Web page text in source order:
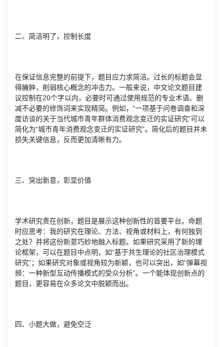
二、简洁明了，控制长度
在保证信息完整的前提下，题目应力求简洁。过长的标题会显
得臃肿，削弱核心概念的冲击力。一般来说，中文论文题目建
议控制在20个字以内，必要时可通过使用规范的专业术语、删
减不必要的修饰词来实现精简。例如，“一项基于问卷调查和深
度访谈的关于当代城市青年群体消费观念变迁的实证研究”可以
简化为“城市青年消费观念变迁的实证研究”。简化后的题目并未
损失关键信息，反而更加清晰有力。
三、突出新意，彰显价值
学术研究贵在创新，题目是展示这种创新性的首要平台。命题
时应思考：我的研究在理论、方法、视角或材料上，有何独到
之处？并将这份新意巧妙地融入标题。如果研究采用了新的理
论框架，可以在题目中点明，如“基于共生理论的社区治理模式
研究”；如果研究对象或视角较为新颖，也可以突出，如“弹幕视
频：一种新型互动传播模式的受众分析”。一个能体现创新点的
题目，更容易在众多论文中脱颖而出。
四、小题大做，避免空泛